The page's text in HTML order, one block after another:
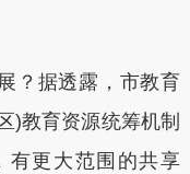
据透露，市教育
)教育资源统筹机制
有更大范围的共享